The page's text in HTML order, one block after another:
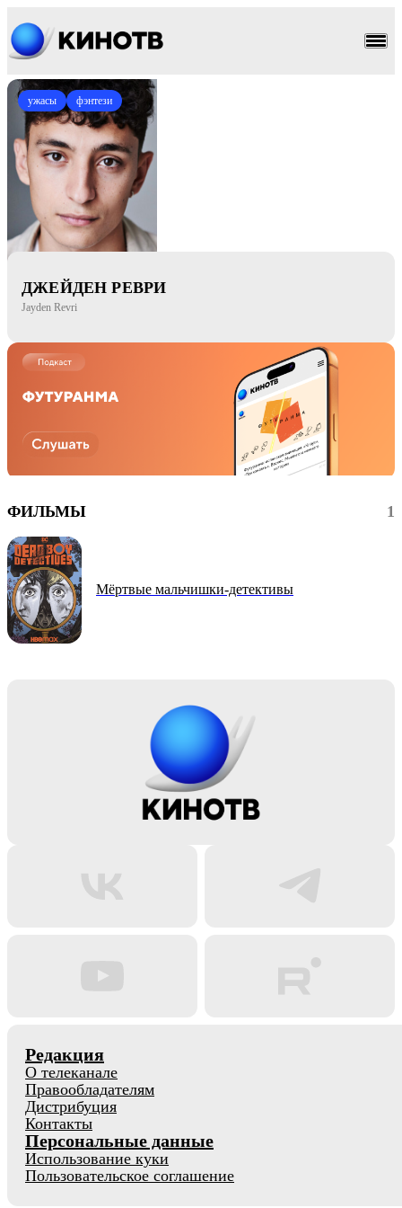
ужасы фэнтези
ДЖЕЙДЕН РЕВРИ
Jayden Revri
ФИЛЬМЫ 1
Мёртвые мальчишки-детективы
Редакция
О телеканале
Правообладателям
Дистрибуция
Контакты
Персональные данные
Использование куки
Пользовательское соглашение